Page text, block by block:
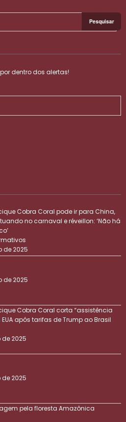
dentro dos alertas!
Cobra Coral pode ir para China,
no carnaval e réveillon: ‘Não há
de 2025
de 2025
Cobra Coral corta “assistência
após tarifas de Trump ao Brasil
de 2025
de 2025
pela floresta Amazônica